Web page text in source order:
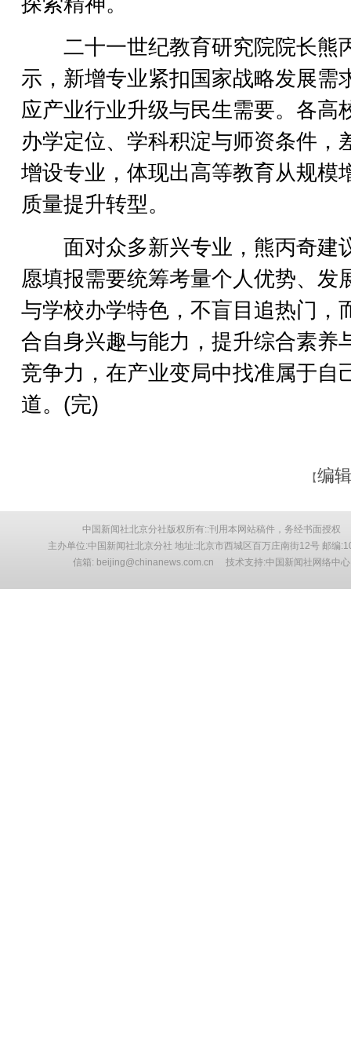
二十一世纪教育研究院院长熊
示，新增专业紧扣国家战略发展需
应产业行业升级与民生需要。各高
办学定位、学科积淀与师资条件，
增设专业，体现出高等教育从规模
质量提升转型。
面对众多新兴专业，熊丙奇建
愿填报需要统筹考量个人优势、发
与学校办学特色，不盲目追热门，
合自身兴趣与能力，提升综合素养
竞争力，在产业变局中找准属于自
道。(完)
【编
中国新闻社北京分社版权所有::刊用本网站稿件，务经书面授权
主办单位:中国新闻社北京分社 地址:北京市西城区百万庄南街12号 邮编
信箱: beijing@chinanews.com.cn 技术支持:中国新闻社网络中心